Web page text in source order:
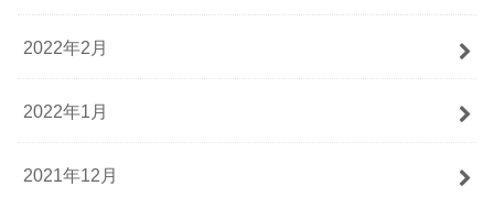
2022年2月
2022年1月
2021年12月